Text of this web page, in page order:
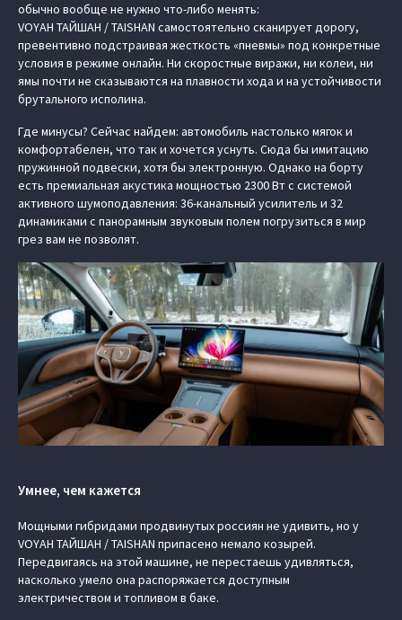
обычно вообще не нужно что-либо менять:
VOYAH ТАЙШАН / TAISHAN самостоятельно сканирует дорогу,
превентивно подстраивая жесткость «пневмы» под конкретные
условия в режиме онлайн. Ни скоростные виражи, ни колеи, ни
ямы почти не сказываются на плавности хода и на устойчивости
брутального исполина.
Где минусы? Сейчас найдем: автомобиль настолько мягок и
комфортабелен, что так и хочется уснуть. Сюда бы имитацию
пружинной подвески, хотя бы электронную. Однако на борту
есть премиальная акустика мощностью 2300 Вт с системой
активного шумоподавления: 36-канальный усилитель и 32
динамиками с панорамным звуковым полем погрузиться в мир
грез вам не позволят.
Умнее, чем кажется
Мощными гибридами продвинутых россиян не удивить, но у
VOYAH ТАЙШАН / TAISHAN припасено немало козырей.
Передвигаясь на этой машине, не перестаешь удивляться,
насколько умело она распоряжается доступным
электричеством и топливом в баке.